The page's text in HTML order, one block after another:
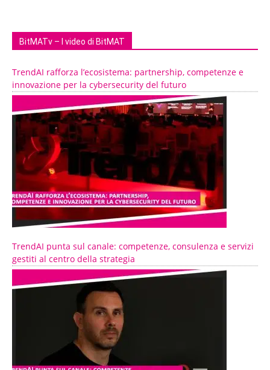
BitMATv – I video di BitMAT
TrendAI rafforza l’ecosistema: partnership, competenze e
innovazione per la cybersecurity del futuro
TrendAI punta sul canale: competenze, consulenza e servizi
gestiti al centro della strategia